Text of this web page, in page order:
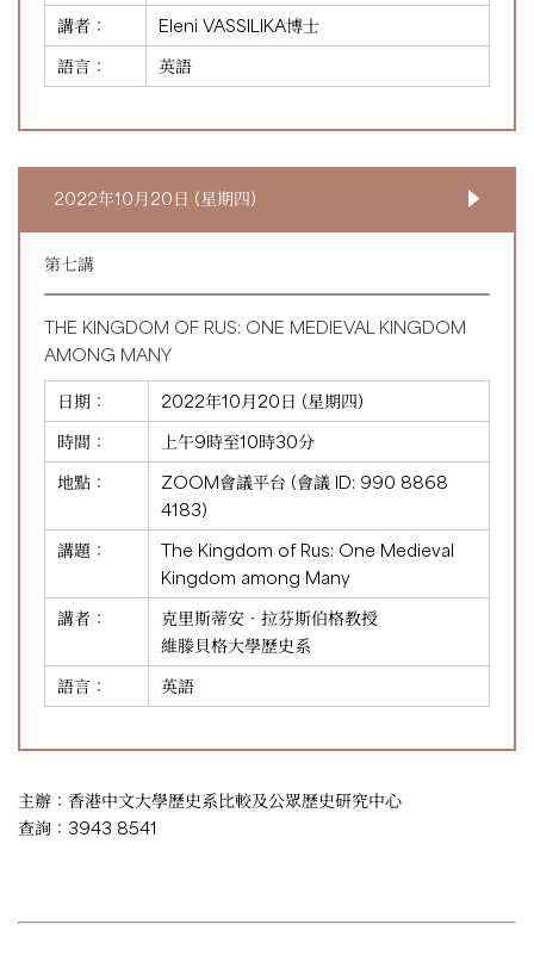
講者：
Eleni VASSILIKA博士
語言：
英語
2022年10月20日 (星期四)
第七講
THE KINGDOM OF RUS: ONE MEDIEVAL KINGDOM
AMONG MANY
日期：
2022年10月20日 (星期四)
時間：
上午9時至10時30分
地點：
ZOOM會議平台 (會議 ID: 990 8868
4183)
講題：
The Kingdom of Rus: One Medieval
Kingdom among Many
講者：
克里斯蒂安‧拉芬斯伯格教授
維滕貝格大學歷史系
語言：
英語
主辦：香港中文大學歷史系比較及公眾歷史研究中心
查詢：3943 8541